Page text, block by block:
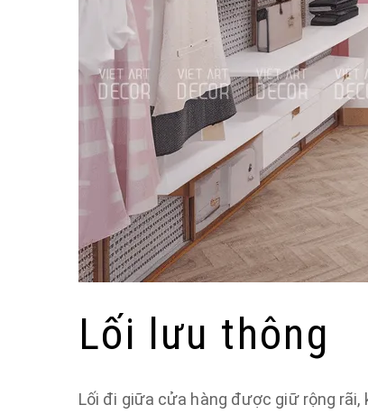
Lối lưu thông
Lối đi giữa cửa hàng được giữ rộng rãi,